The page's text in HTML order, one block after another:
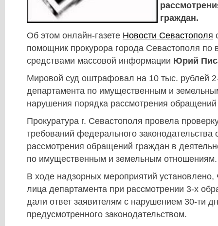
граждан.
Об этом онлайн-газете Новости Севастополя
помощник прокурора города Севастополя по
средствами массовой информации Юрий
Мировой суд оштрафовал на 10 тыс. рублей
департамента по имущественным и
нарушения порядка рассмотрения
Прокуратура г. Севастополя провела
требований федерального законодательства
рассмотрения обращений граждан в
по имущественным и земельным отношениям.
В ходе надзорных мероприятий установлено,
лица департамента при рассмотрении 3-х
дали ответ заявителям с нарушением 30-ти
предусмотренного законодательством.